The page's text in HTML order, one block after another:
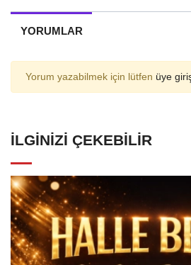
YORUMLAR
Yorum yazabilmek için lütfen üye
İLGINIZI ÇEKEBILIR